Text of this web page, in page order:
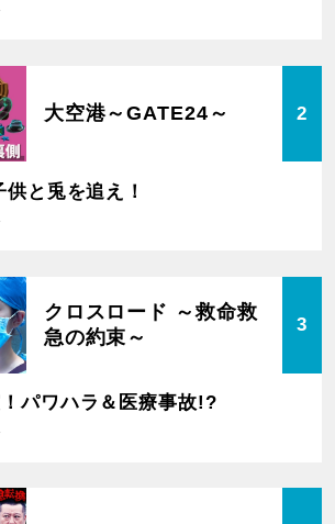
大空港～GATE24～ 2
と兎を追え！
クロスロード ～救命救
急の約束～
3
パワハラ＆医療事故!?